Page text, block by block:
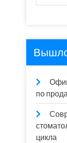
по
цикла